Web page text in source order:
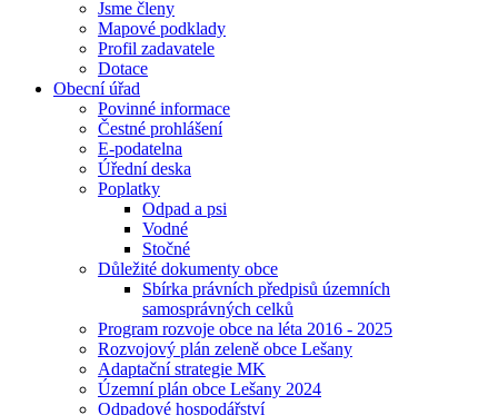
Jsme členy
Mapové podklady
Profil zadavatele
Dotace
Obecní úřad
Povinné informace
Čestné prohlášení
E-podatelna
Úřední deska
Poplatky
Odpad a psi
Vodné
Stočné
Důležité dokumenty obce
Sbírka právních předpisů územních
samosprávných celků
Program rozvoje obce na léta 2016 - 2025
Rozvojový plán zeleně obce Lešany
Adaptační strategie MK
Územní plán obce Lešany 2024
Odpadové hospodářství